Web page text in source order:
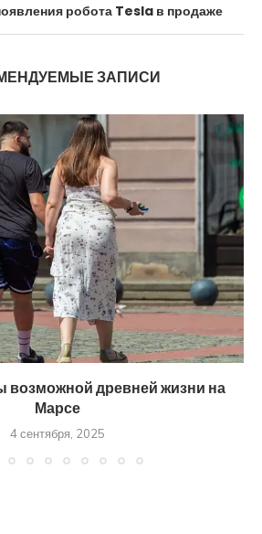
робота Tesla в продаже
ЗАПИСИ
возможной древней жизни на
Марсе
4 сентября, 2025